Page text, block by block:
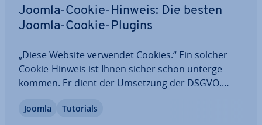
Joomla-Cookie-Hinweis: Die besten
Joomla-Cookie-Plugins
„Diese Website verwendet Cookies.“ Ein solcher
Cookie-Hinweis ist Ihnen sicher schon un­ter­ge­
kom­men. Er dient der Umsetzung der DSGVO.
spiels­wei­se mit dem CMS Joomla, ist ein Cookie-
Joomla Tutorials